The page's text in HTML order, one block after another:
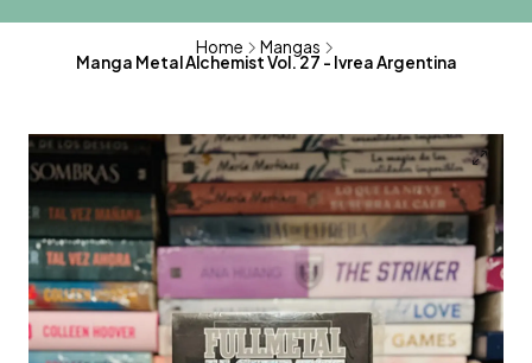
Home Mangas
Manga Metal Alchemist Vol. 27 - Ivrea Argentina